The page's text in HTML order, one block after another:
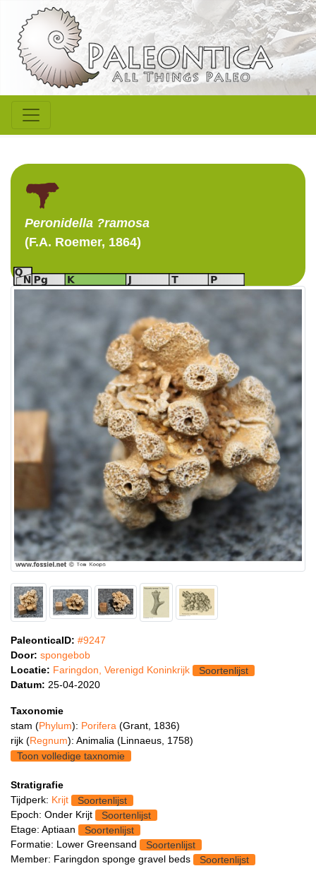
Peronidella ?ramosa
(F.A. Roemer, 1864)
PaleonticaID: #9247
Door: spongebob
Locatie: Faringdon, Verenigd Koninkrijk
Soortenlijst
Datum: 25-04-2020
Taxonomie
stam (Phylum): Porifera (Grant, 1836)
rijk (Regnum): Animalia (Linnaeus, 1758)
Toon volledige taxnomie
Stratigrafie
Tijdperk: Krijt
Soortenlijst
Epoch: Onder Krijt
Soortenlijst
Etage: Aptiaan
Soortenlijst
Formatie: Lower Greensand
Soortenlijst
Member: Faringdon sponge gravel beds
Soortenlijst